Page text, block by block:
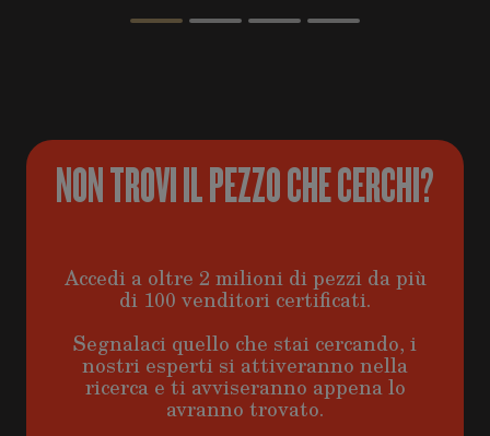
NON TROVI IL PEZZO CHE CERCHI?
Accedi a oltre 2 milioni di pezzi da più
di 100 venditori certificati.
Segnalaci quello che stai cercando, i
nostri esperti si attiveranno nella
ricerca e ti avviseranno appena lo
avranno trovato.